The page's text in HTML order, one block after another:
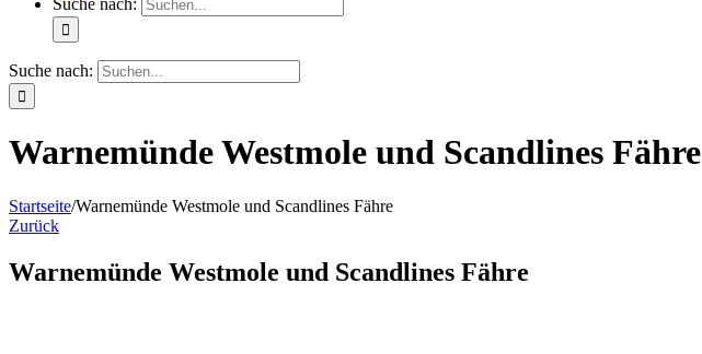
Suche nach:
Suche nach:
Warnemünde Westmole und Scandlines Fähre
Startseite/Warnemünde Westmole und Scandlines Fähre
Zurück
Warnemünde Westmole und Scandlines Fähre